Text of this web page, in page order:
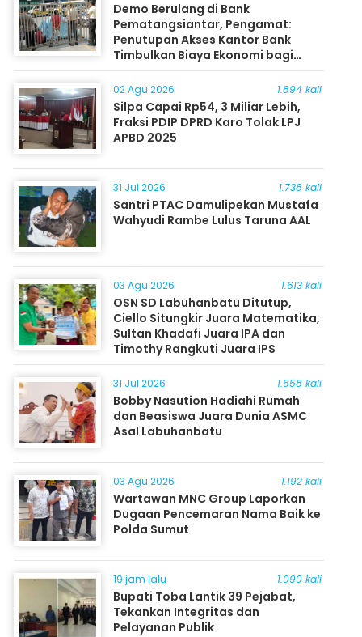
Demo Berulang di Bank
Pematangsiantar, Pengamat:
Penutupan Akses Kantor Bank
Timbulkan Biaya Ekonomi bagi
Masyarakat
02 Agu 2026 1.894 kali
Silpa Capai Rp54, 3 Miliar Lebih,
Fraksi PDIP DPRD Karo Tolak LPJ
APBD 2025
31 Jul 2026 1.738 kali
Santri PTAC Damulipekan Mustafa
Wahyudi Rambe Lulus Taruna AAL
03 Agu 2026 1.613 kali
OSN SD Labuhanbatu Ditutup,
Ciello Situngkir Juara Matematika,
Sultan Khadafi Juara IPA dan
Timothy Rangkuti Juara IPS
31 Jul 2026 1.558 kali
Bobby Nasution Hadiahi Rumah
dan Beasiswa Juara Dunia ASMC
Asal Labuhanbatu
03 Agu 2026 1.192 kali
Wartawan MNC Group Laporkan
Dugaan Pencemaran Nama Baik ke
Polda Sumut
19 jam lalu 1.090 kali
Bupati Toba Lantik 39 Pejabat,
Tekankan Integritas dan
Pelayanan Publik